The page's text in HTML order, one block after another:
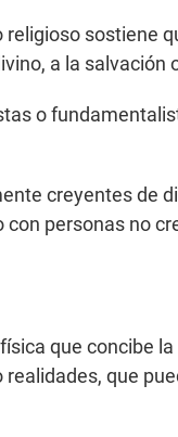
sostiene
a la salvación
o
creyentes de
personas no
que concibe
que